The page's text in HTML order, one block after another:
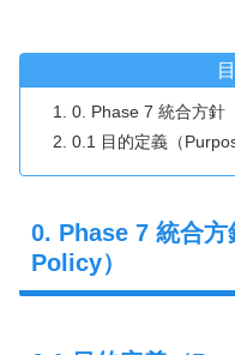
0. Phase 7 統合方針
0.1 目的定義（
0. Phase 7 統合
Policy）